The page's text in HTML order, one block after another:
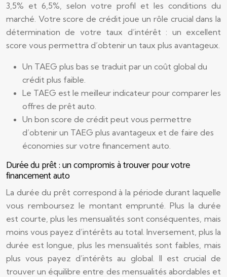
3,5% et 6,5%, selon votre profil et les conditions du
marché. Votre score de crédit joue un rôle crucial dans la
détermination de votre taux d’intérêt : un excellent
score vous permettra d’obtenir un taux plus avantageux.
Un TAEG plus bas se traduit par un coût global du
crédit plus faible.
Le TAEG est le meilleur indicateur pour comparer les
offres de prêt auto.
Un bon score de crédit peut vous permettre
d’obtenir un TAEG plus avantageux et de faire des
économies sur votre financement auto.
Durée du prêt : un compromis à trouver pour votre
financement auto
La durée du prêt correspond à la période durant laquelle
vous remboursez le montant emprunté. Plus la durée
est courte, plus les mensualités sont conséquentes, mais
moins vous payez d’intérêts au total. Inversement, plus la
durée est longue, plus les mensualités sont faibles, mais
plus vous payez d’intérêts au global. Il est crucial de
trouver un équilibre entre des mensualités abordables et